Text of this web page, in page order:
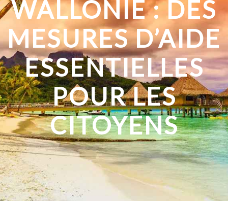
WALLONIE : DES
MESURES D’AIDE
ESSENTIELLES
POUR LES
CITOYENS